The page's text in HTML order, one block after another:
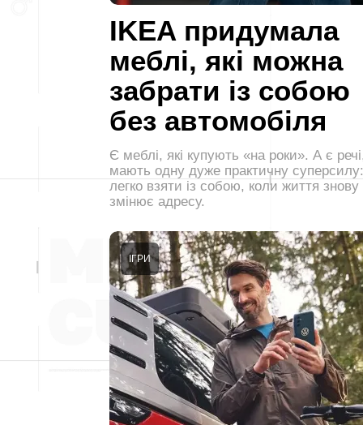
IKEA придумала
меблі, які можна
забрати із собою
без автомобіля
Є меблі, які купують «на роки». А є
мають одну дуже практичну
легко взяти із собою, коли життя знову
змінює адресу.
ІГРИ